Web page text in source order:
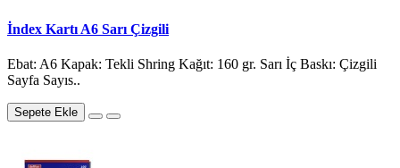
İndex Kartı A6 Sarı Çizgili
Ebat: A6 Kapak: Tekli Shring Kağıt: 160 gr. Sarı İç Baskı: Çizgili
Sayfa Sayıs..
Sepete Ekle